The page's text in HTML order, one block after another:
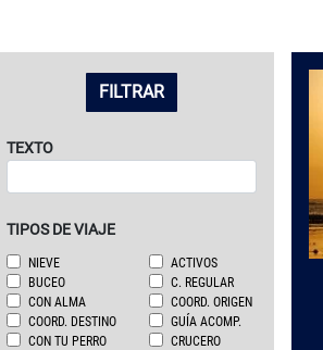
LISTADO DE VIAJES
FILTRAR
TEXTO
TIPOS DE VIAJE
NIEVE
ACTIVOS
BUCEO
C. REGULAR
CON ALMA
COORD. ORIGEN
COORD. DESTINO
GUÍA ACOMP.
CON TU PERRO
CRUCERO